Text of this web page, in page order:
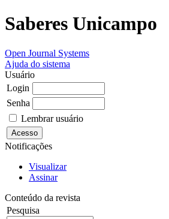
Saberes Unicampo
Open Journal Systems
Ajuda do sistema
Usuário
Login
Senha
Lembrar usuário
Notificações
Visualizar
Assinar
Conteúdo da revista
Pesquisa